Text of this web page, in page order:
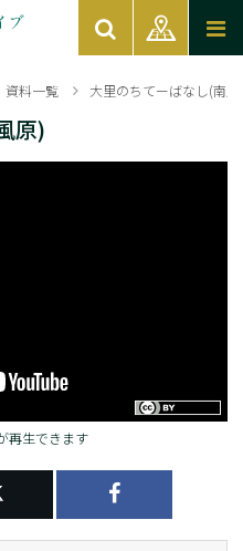
資料一覧 大里のちてーばなし(南風
原)
再生できます